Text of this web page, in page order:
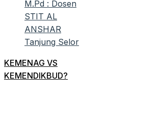
KEMENAG VS
KEMENDIKBUD?